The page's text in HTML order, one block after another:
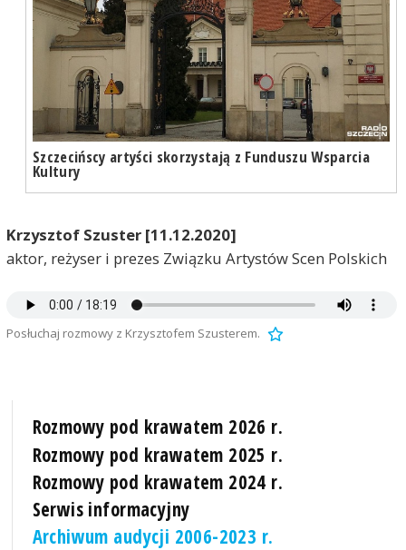
Szczecińscy artyści skorzystają z Funduszu Wsparcia
Kultury
Krzysztof Szuster [11.12.2020]
aktor, reżyser i prezes Związku Artystów Scen Polskich
Posłuchaj rozmowy z Krzysztofem Szusterem.
Rozmowy pod krawatem 2026 r.
Rozmowy pod krawatem 2025 r.
Rozmowy pod krawatem 2024 r.
Serwis informacyjny
Archiwum audycji 2006-2023 r.